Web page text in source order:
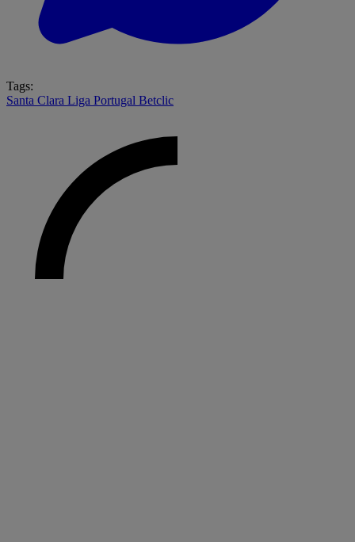
Tags:
Santa Clara Liga Portugal Betclic